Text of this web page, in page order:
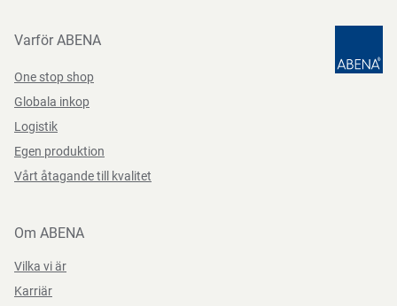
Varför ABENA
One stop shop
Globala inkop
Logistik
Egen produktion
Vårt åtagande till kvalitet
Om ABENA
Vilka vi är
Karriär